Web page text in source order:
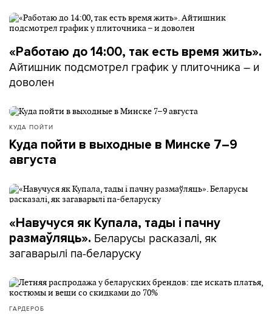
«Работаю до 14:00, так есть время жить».
Айтишник подсмотрел график у плиточника – и
доволен
КУДА ПОЙТИ
Куда пойти в выходные в Минске 7–9
августа
«Навучуся як Купала, тады і пачну
размаўляць». Беларусы расказалі, як
загаварылі па-беларуску
ГАРДЕРОБ